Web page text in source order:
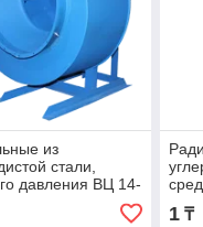
из
стали,
давления ВЦ 14-
кВт
46-
1 ₸